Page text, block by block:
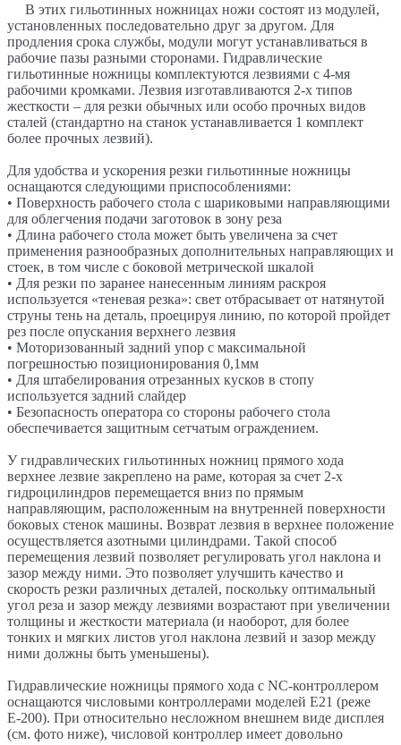
В этих гильотинных ножницах ножи состоят из модулей,
установленных последовательно друг за другом. Для
продления срока службы, модули могут устанавливаться в
рабочие пазы разными сторонами. Гидравлические
гильотинные ножницы комплектуются лезвиями с 4-мя
рабочими кромками. Лезвия изготавливаются 2-х типов
жесткости – для резки обычных или особо прочных видов
сталей (стандартно на станок устанавливается 1 комплект
более прочных лезвий).
Для удобства и ускорения резки гильотинные ножницы
оснащаются следующими приспособлениями:
• Поверхность рабочего стола с шариковыми направляющими
для облегчения подачи заготовок в зону реза
• Длина рабочего стола может быть увеличена за счет
применения разнообразных дополнительных направляющих и
стоек, в том числе с боковой метрической шкалой
• Для резки по заранее нанесенным линиям раскроя
используется «теневая резка»: свет отбрасывает от натянутой
струны тень на деталь, проецируя линию, по которой пройдет
рез после опускания верхнего лезвия
• Моторизованный задний упор с максимальной
погрешностью позиционирования 0,1мм
• Для штабелирования отрезанных кусков в стопу
используется задний слайдер
• Безопасность оператора со стороны рабочего стола
обеспечивается защитным сетчатым ограждением.
У гидравлических гильотинных ножниц прямого хода
верхнее лезвие закреплено на раме, которая за счет 2-х
гидроцилиндров перемещается вниз по прямым
направляющим, расположенным на внутренней поверхности
боковых стенок машины. Возврат лезвия в верхнее положение
осуществляется азотными цилиндрами. Такой способ
перемещения лезвий позволяет регулировать угол наклона и
зазор между ними. Это позволяет улучшить качество и
скорость резки различных деталей, поскольку оптимальный
угол реза и зазор между лезвиями возрастают при увеличении
толщины и жесткости материала (и наоборот, для более
тонких и мягких листов угол наклона лезвий и зазор между
ними должны быть уменьшены).
Гидравлические ножницы прямого хода с NC-контроллером
оснащаются числовыми контроллерами моделей E21 (реже
Е-200). При относительно несложном внешнем виде дисплея
(см. фото ниже), числовой контроллер имеет довольно